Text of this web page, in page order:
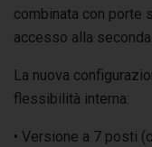
combinata con porte
accesso alla
La nuova
flessibilità interna:
• Versione a 7 posti